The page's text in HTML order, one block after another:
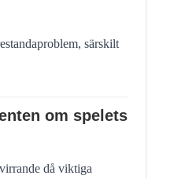
särskilt
om spelets
då viktiga